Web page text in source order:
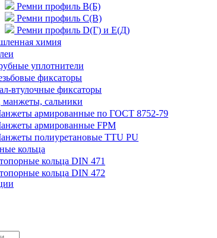
Ремни профиль В(Б)
Ремни профиль С(В)
Ремни профиль D(Г) и E(Д)
химия
уплотнители
фиксаторы
втулочные фиксаторы
манжеты, сальники
армированные по ГОСТ 8752-79
армированные FPM
полиуретановые TTU PU
кольца
кольца DIN 471
кольца DIN 472